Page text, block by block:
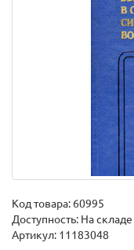
Код товара: 60995
Доступность: На складе
Артикул: 11183048